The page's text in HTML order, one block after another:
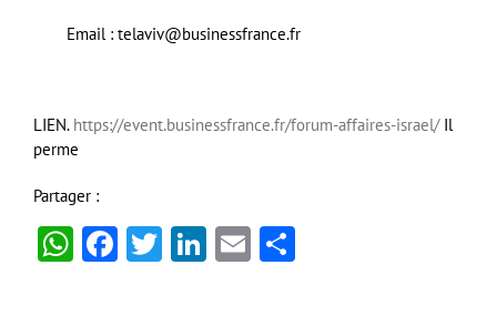
Email : telaviv@businessfrance.fr
LIEN. https://event.businessfrance.fr/forum-affaires-israel/Il
perme
Partager :
WhatsApp
Facebook
Twitter
LinkedIn
Email